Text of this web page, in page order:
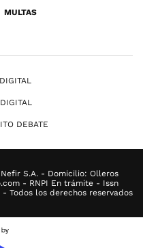
MULTAS
DIGITAL
DIGITAL
DEBATE
S.A. - Domicilio: Olleros
- RNPI En trámite - Issn
Todos los derechos reservados